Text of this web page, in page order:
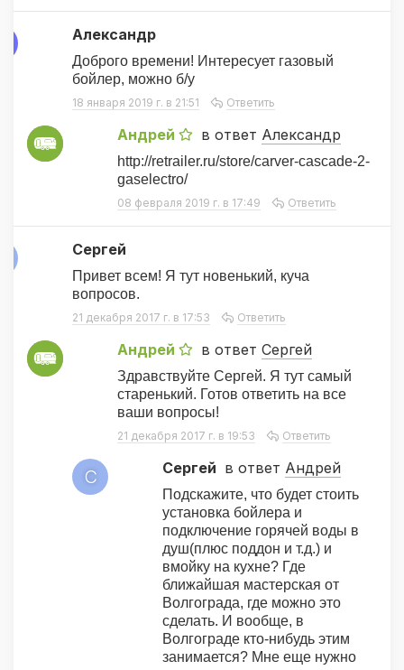
Александр
Доброго времени! Интересует газовый
бойлер, можно б/у
18 января 2019 г. в 21:51 Ответить
А Андрей в ответ Александр
http://retrailer.ru/store/carver-cascade-2-
gaselectro/
08 февраля 2019 г. в 17:49 Ответить
Сергей
Привет всем! Я тут новенький, куча
вопросов.
21 декабря 2017 г. в 17:53 Ответить
А Андрей в ответ Сергей
Здравствуйте Сергей. Я тут самый
старенький. Готов ответить на все
ваши вопросы!
21 декабря 2017 г. в 19:53 Ответить
С Сергей в ответ Андрей
Подскажите, что будет стоить
установка бойлера и
подключение горячей воды в
душ(плюс поддон и т.д.) и
вмойку на кухне? Где
ближайшая мастерская от
Волгограда, где можно это
сделать. И вообще, в
Волгограде кто-нибудь этим
занимается? Мне еще нужно